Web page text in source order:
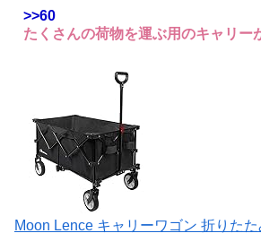
>>60
たくさんの荷物を運ぶ用のキャリー
Moon Lence キャリーワゴン 折りた